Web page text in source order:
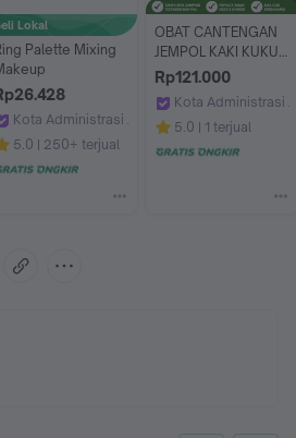
Pusat
by GoApotik
Lokal
Palette Mixing
Kota Administrasi Jakarta Barat
Masami
5.0 250+ terjual
OBAT CANTENGAN
JEMPOL KAKI KUKU
PROPOLIS SM 6ML
Rp121.000
Kota Administrasi
Jamaludin Herbal
5.0 1 terjual